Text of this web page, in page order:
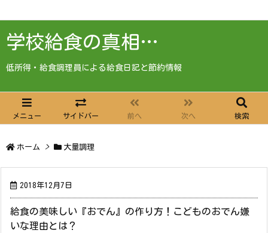
学校給食の真相…
低所得・給食調理員による給食日記と節約情報
メニュー サイドバー 前へ 次へ 検索
ホーム > 大量調理
2018年12月7日
給食の美味しい『おでん』の作り方！こどものおでん嫌
いな理由とは？